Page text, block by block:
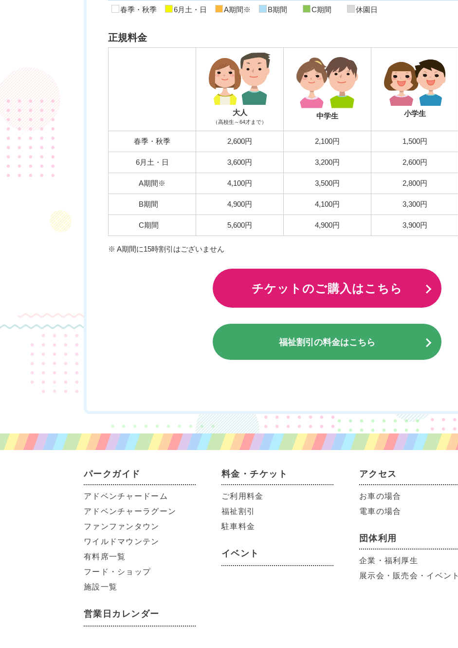
春季・秋季 6月土・日 A期間※ B期間 C期間 休園日
正規料金
大人
（高校生～64才まで）
中学生 小学生
春季・秋季 2,600円 2,100円 1,500円
6月土・日 3,600円 3,200円 2,600円
A期間※ 4,100円 3,500円 2,800円
B期間 4,900円 4,100円 3,300円
C期間 5,600円 4,900円 3,900円
※ A期間に15時割引はございません
チケットのご購入はこちら
福祉割引の料金はこちら
パークガイド
アドベンチャードーム
アドベンチャーラグーン
ファンファンタウン
ワイルドマウンテン
有料席一覧
フード・ショップ
施設一覧
営業日カレンダー
料金・チケット
ご利用料金
福祉割引
駐車料金
イベント
アクセス
お車の場合
電車の場合
団体利用
企業・福利厚生
展示会・販売会・イベント